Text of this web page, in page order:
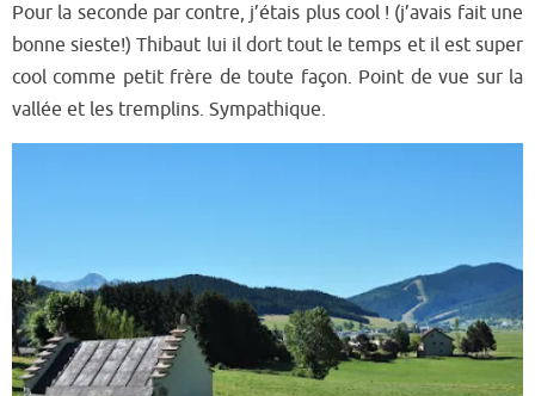
Pour la seconde par contre, j’étais plus cool ! (j’avais fait une
bonne sieste!) Thibaut lui il dort tout le temps et il est super
cool comme petit frère de toute façon. Point de vue sur la
vallée et les tremplins. Sympathique.